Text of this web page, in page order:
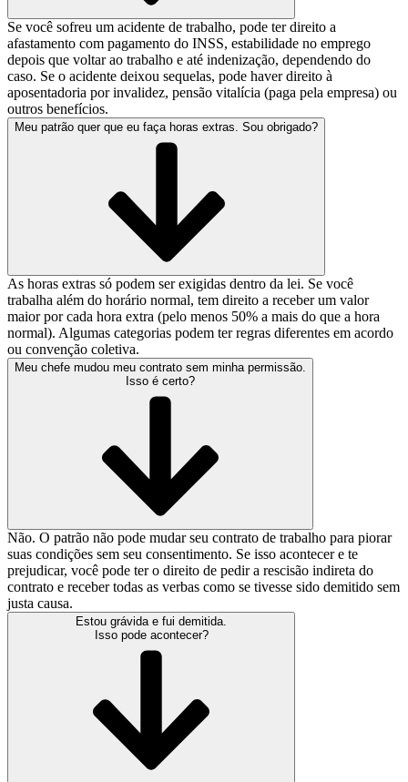
Se você sofreu um acidente de trabalho, pode ter direito a
afastamento com pagamento do INSS, estabilidade no emprego
depois que voltar ao trabalho e até indenização, dependendo do
caso. Se o acidente deixou sequelas, pode haver direito à
aposentadoria por invalidez, pensão vitalícia (paga pela empresa) ou
outros benefícios.
Meu patrão quer que eu faça horas extras. Sou obrigado?
As horas extras só podem ser exigidas dentro da lei. Se você
trabalha além do horário normal, tem direito a receber um valor
maior por cada hora extra (pelo menos 50% a mais do que a hora
normal). Algumas categorias podem ter regras diferentes em acordo
ou convenção coletiva.
Meu chefe mudou meu contrato sem minha permissão.
Isso é certo?
Não. O patrão não pode mudar seu contrato de trabalho para piorar
suas condições sem seu consentimento. Se isso acontecer e te
prejudicar, você pode ter o direito de pedir a rescisão indireta do
contrato e receber todas as verbas como se tivesse sido demitido sem
justa causa.
Estou grávida e fui demitida.
Isso pode acontecer?